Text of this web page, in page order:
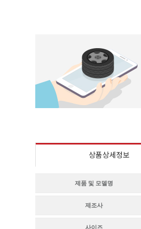
상품상세정보
제품 및 모델명
제조사
사이즈